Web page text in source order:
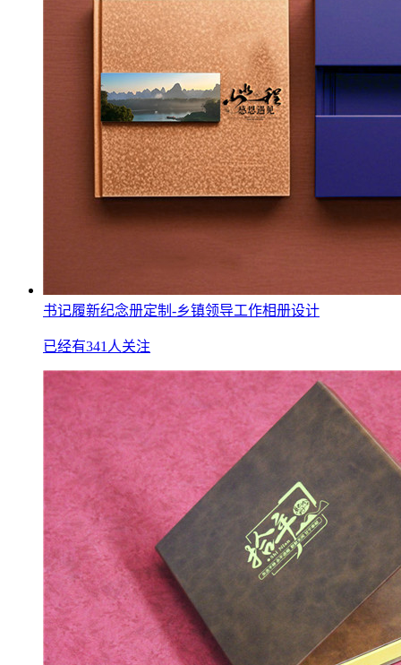
书记履新纪念册定制-乡镇领导工作相册设计
已经有341人关注